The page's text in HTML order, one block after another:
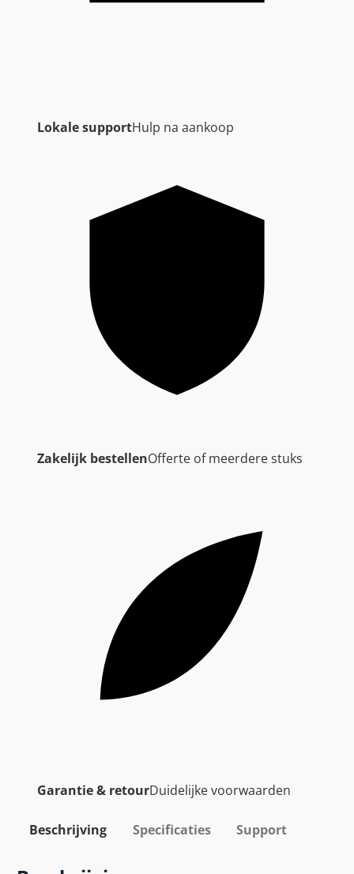
Lokale supportHulp na aankoop
Zakelijk bestellenOfferte of meerdere stuks
Garantie & retourDuidelijke voorwaarden
Beschrijving Specificaties Support